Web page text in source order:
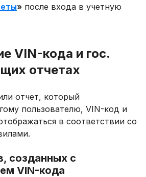
» после входа в учетную
VIN-кода и гос.
отчетах
отчет, который
пользователю, VIN-код и
в соответствии со
созданных с
VIN-кода